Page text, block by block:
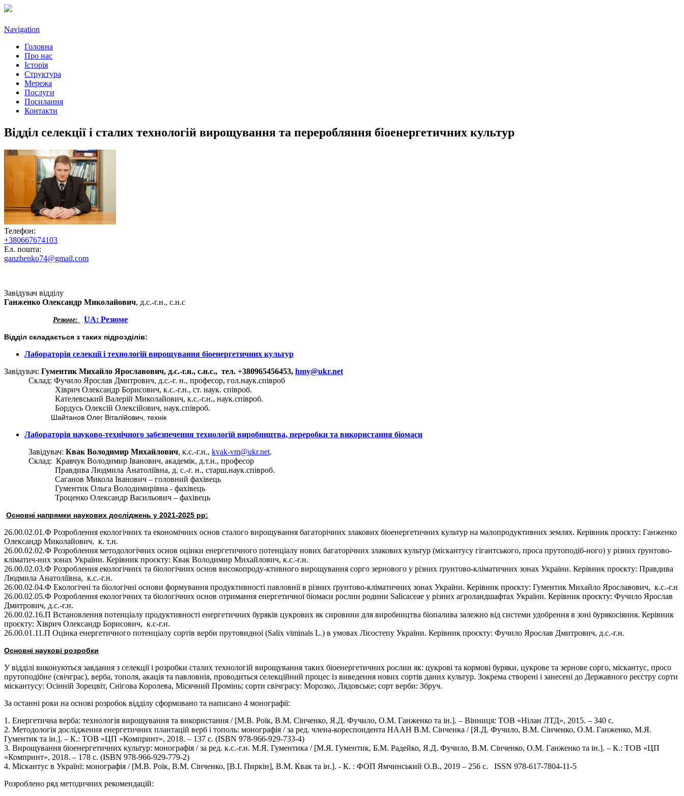
Navigation
Головна
Про нас
Історія
Структура
Мережа
Послуги
Посилання
Контакти
Відділ селекції і сталих технологій вирощування та переробляння біоенергетичних культур
Телефон:
+380667674103
Ел. пошта:
ganzhenko74@gmail.com
Завідувач відділу
Ганженко Олександр Миколайович, д.с.-г.н., с.н.с
Резюме: UA: Pезюме
Відділ складається з таких підрозділів:
Лабораторія селекції і технологій вирощування біоенергетичних культур
Завідувач: Гументик Михайло Ярославович, д.с.-г.н., с.н.с., тел. +380965456453, hmy@ukr.net
Склад: Фучило Ярослав Дмитрович, д.с.-г. н., професор, гол.наук.співроб
Хіврич Олександр Борисович, к.с.-г.н., ст. наук. співроб.
Кателевський Валерій Миколайович, к.с.-г.н., наук.співроб.
Бордусь Олексій Олексійович, наук.співроб.
Шайтанов Олег Віталійович, технік
Лабораторія науково-технічного забезпечення технологій виробництва, переробки та використання біомаси
Завідувач: Квак Володимир Михайлович, к.с.-г.н., kvak-vm@ukr.net.
Склад: Кравчук Володимир Іванович, академік, д.т.н., професор
Правдива Людмила Анатоліївна, д. с.-г. н., старш.наук.співроб.
Саганов Микола Іванович – головний фахівець
Гументик Ольга Володимирівна - фахівець
Троценко Олександр Васильович – фахівець
Основні напрямки наукових досліджень у 2021-2025 рр:
26.00.02.01.Ф Розроблення екологічних та економічних основ сталого вирощування багаторічних злакових біоенергетичних культур на малопродуктивних землях. Керівник проєкту: Ганженко
Олександр Миколайович, к. т.н.
26.00.02.02.Ф Розроблення методологічних основ оцінки енергетичного потенціалу нових багаторічних злакових культур (міскантусу гігантського, проса прутоподіб-ного) у різних ґрунтово-
кліматич-них зонах України. Керівник проєкту: Квак Володимир Михайлович, к.с.-г.н.
26.00.02.03.Ф Розроблення екологічних та біологічних основ високопроду-ктивного вирощування сорго зернового у різних ґрунтово-кліматичних зонах України. Керівник проєкту: Правдива
Людмила Анатоліївна, к.с.-г.н.
26.00.02.04.Ф Екологічні та біологічні основи формування продуктивності павловнії в різних ґрунтово-кліматичних зонах України. Керівник проєкту: Гументик Михайло Ярославович, к.с.-г.н
26.00.02.05.Ф Розроблення екологічних та біологічних основ отримання енергетичної біомаси рослин родини Salicaceae у різних агроландшафтах України. Керівник проєкту: Фучило Ярослав
Дмитрович, д.с.-г.н.
26.00.02.16.П Встановлення потенціалу продуктивності енергетичних буряків цукрових як сировини для виробництва біопалива залежно від системи удобрення в зоні бурякосіяння. Керівник
проєкту: Хіврич Олександр Борисович, к.с-г.н.
26.00.01.11.П Оцінка енергетичного потенціалу сортів верби прутовидної (Salix viminals L.) в умовах Лісостепу України. Керівник проєкту: Фучило Ярослав Дмитрович, д.с.-г.н.
Основні наукові розробки
У відділі виконуються завдання з селекції і розробки сталих технологій вирощування таких біоенергетичних рослин як: цукрові та кормові буряки, цукрове та зернове сорго, міскантус, просо
прутоподібне (свічграс), верба, тополя, акація та павловнія, проводиться селекційний процес із виведення нових сортів даних культур. Зокрема створені і занесені до Державного реєстру сорти
міскантусу: Осінній Зорецвіт, Снігова Королева, Місячний Промінь; сорти свічграсу: Морозко, Лядовське; сорт верби: Збруч.
За останні роки на основі розробок відділу сформовано та написано 4 монографії:
1. Енергетична верба: технологія вирощування та використання / [М.В. Роїк, В.М. Сінченко, Я.Д. Фучило, О.М. Ганженко та ін.]. – Вінниця: ТОВ «Нілан ЛТД», 2015. – 340 с.
2. Методологія дослідження енергетичних плантацій верб і тополь: монографія / за ред. члена-кореспондента НААН В.М. Сінченка / [Я.Д. Фучило, В.М. Сінченко, О.М. Ганженко, М.Я.
Гументик та ін.]. – К.: ТОВ «ЦП «Компринт», 2018. – 137 с. (ISBN 978-966-929-733-4)
3. Вирощування біоенергетичних культур: монографія / за ред. к.с.-г.н. М.Я. Гументика / [М.Я. Гументик, Б.М. Радейко, Я.Д. Фучило, В.М. Сінченко, О.М. Ганженко та ін.]. – К.: ТОВ «ЦП
«Компринт», 2018. – 178 с. (ISBN 978-966-929-779-2)
4. Міскантус в Україні: монографія / [М.В. Роїк, В.М. Сінченко, [В.І. Пиркін], В.М. Квак та ін.]. - К. : ФОП Ямчинський О.В., 2019 – 256 с. ISSN 978-617-7804-11-5
Розроблено ряд методичних рекомендацій: